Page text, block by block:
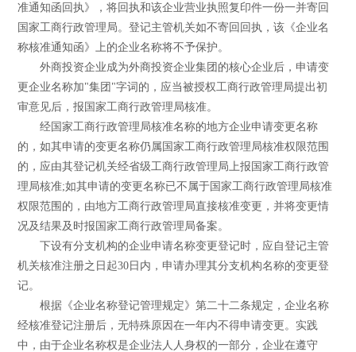
准通知函回执》，将回执和该企业营业执照复印件一份一并寄回
国家工商行政管理局。登记主管机关如不寄回回执，该《企业名
称核准通知函》上的企业名称将不予保护。
外商投资企业成为外商投资企业集团的核心企业后，申请变
更企业名称加"集团"字词的，应当被授权工商行政管理局提出初
审意见后，报国家工商行政管理局核准。
经国家工商行政管理局核准名称的地方企业申请变更名称
的，如其申请的变更名称仍属国家工商行政管理局核准权限范围
的，应由其登记机关经省级工商行政管理局上报国家工商行政管
理局核准;如其申请的变更名称已不属于国家工商行政管理局核准
权限范围的，由地方工商行政管理局直接核准变更，并将变更情
况及结果及时报国家工商行政管理局备案。
下设有分支机构的企业申请名称变更登记时，应自登记主管
机关核准注册之日起30日内，申请办理其分支机构名称的变更登
记。
根据《企业名称登记管理规定》第二十二条规定，企业名称
经核准登记注册后，无特殊原因在一年内不得申请变更。实践
中，由于企业名称权是企业法人人身权的一部分，企业在遵守